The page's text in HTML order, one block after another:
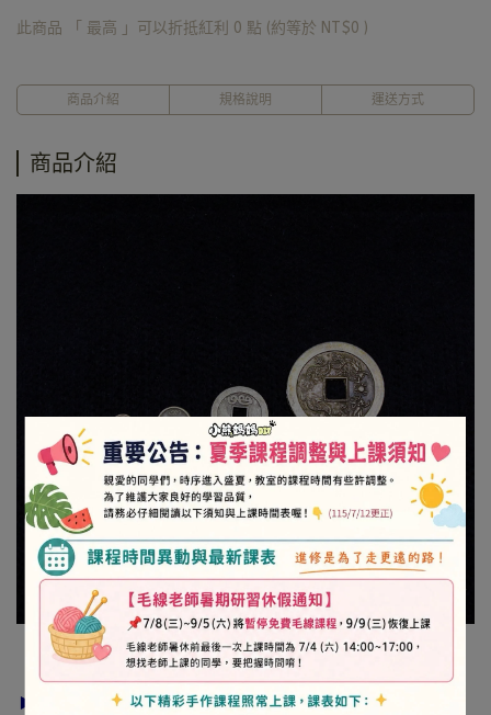
此商品 「 最高 」可以折抵紅利 0 點 (約等於 NT$0 )
商品介紹 規格說明 運送方式
商品介紹
► 注意事項